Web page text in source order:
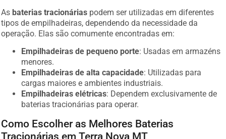
As baterias tracionárias podem ser utilizadas em diferentes
tipos de empilhadeiras, dependendo da necessidade da
operação. Elas são comumente encontradas em:
Empilhadeiras de pequeno porte: Usadas em armazéns
menores.
Empilhadeiras de alta capacidade: Utilizadas para
cargas maiores e ambientes industriais.
Empilhadeiras elétricas: Dependem exclusivamente de
baterias tracionárias para operar.
Como Escolher as Melhores Baterias
Tracionárias em Terra Nova MT